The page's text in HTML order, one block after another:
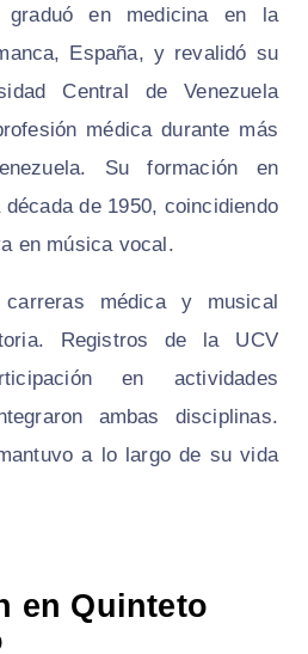
graduó en medicina en la
España, y revalidó su
Central de Venezuela
médica durante más
Su formación en
de 1950, coincidiendo
en música vocal.
médica y musical
Registros de la UCV
en actividades
ambas disciplinas.
a lo largo de su vida
en Quinteto